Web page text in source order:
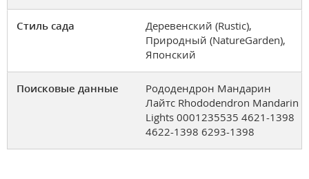
Стиль сада
Деревенский (Rustic),
Природный (NatureGarden),
Японский
Поисковые данные
Рододендрон Мандарин
Лайтс Rhododendron Mandarin
Lights 0001235535 4621-1398
4622-1398 6293-1398